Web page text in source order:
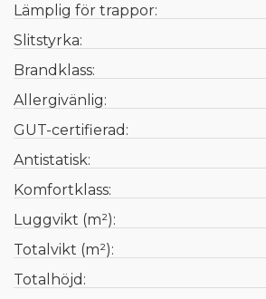
Lämplig för trappor:
Slitstyrka:
Brandklass:
Allergivänlig:
GUT-certifierad:
Antistatisk:
Komfortklass:
Luggvikt (m²):
Totalvikt (m²):
Totalhöjd: